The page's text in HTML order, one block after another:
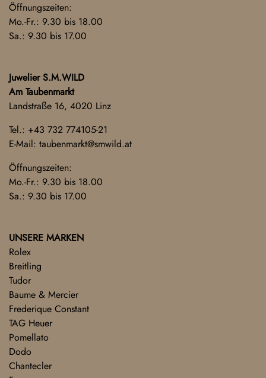
Öffnungszeiten:
Mo.-Fr.: 9.30 bis 18.00
Sa.: 9.30 bis 17.00
Juwelier S.M.WILD
Am Taubenmarkt
Landstraße 16, 4020 Linz
Tel.: +43 732 774105-21
E-Mail: taubenmarkt@smwild.at
Öffnungszeiten:
Mo.-Fr.: 9.30 bis 18.00
Sa.: 9.30 bis 17.00
UNSERE MARKEN
Rolex
Breitling
Tudor
Baume & Mercier
Frederique Constant
TAG Heuer
Pomellato
Dodo
Chantecler